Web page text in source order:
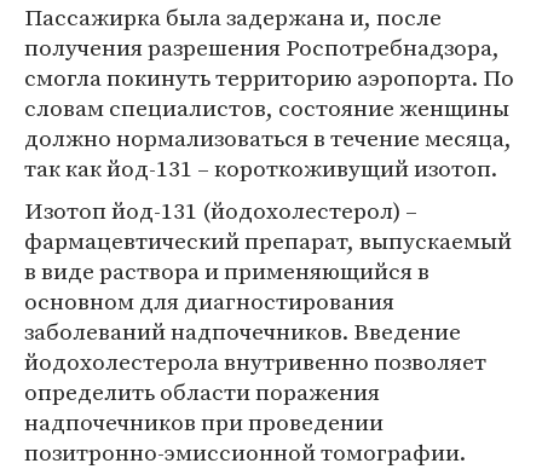
Пассажирка была задержана и, после
получения разрешения Роспотребнадзора,
смогла покинуть территорию аэропорта. По
словам специалистов, состояние женщины
должно нормализоваться в течение месяца,
так как йод-131 – короткоживущий изотоп.
Изотоп йод-131 (йодохолестерол) –
фармацевтический препарат, выпускаемый
в виде раствора и применяющийся в
основном для диагностирования
заболеваний надпочечников. Введение
йодохолестерола внутривенно позволяет
определить области поражения
надпочечников при проведении
позитронно-эмиссионной томографии.